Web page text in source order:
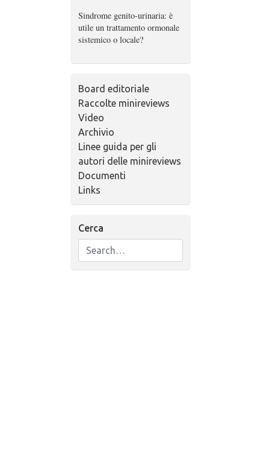
Sindrome genito-urinaria: è
utile un trattamento ormonale
sistemico o locale?
Board editoriale
Raccolte minireviews
Video
Archivio
Linee guida per gli
autori delle minireviews
Documenti
Links
Cerca